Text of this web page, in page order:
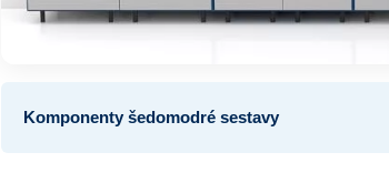
Komponenty šedomodré sestavy